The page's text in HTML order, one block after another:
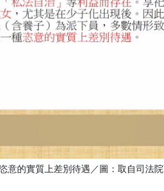
意的實質上差別待遇／圖：取自司法院